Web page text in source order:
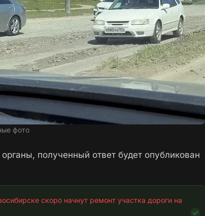
фото
полученный ответ будет опубликован
скоро начнут ремонт участка дороги на